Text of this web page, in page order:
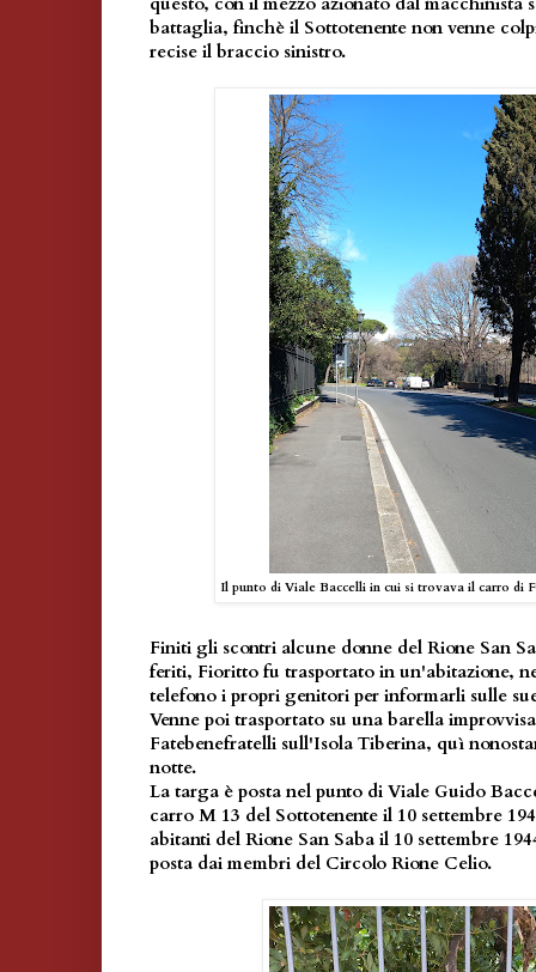
battaglia, finchè il Sottotenente non venne
recise il braccio sinistro.
Il punto di Viale Baccelli in cui si trovava il carro
Finiti gli scontri alcune donne del Rione San
feriti, Fioritto fu trasportato in un'abitazione,
telefono i propri genitori per informarli sulle
Venne poi trasportato su una barella
Fatebenefratelli sull'Isola Tiberina, quì
notte.
La targa è posta nel punto di Viale Guido
carro M 13 del Sottotenente il 10 settembre
abitanti del Rione San Saba il 10 settembre
posta dai membri del Circolo Rione Celio.